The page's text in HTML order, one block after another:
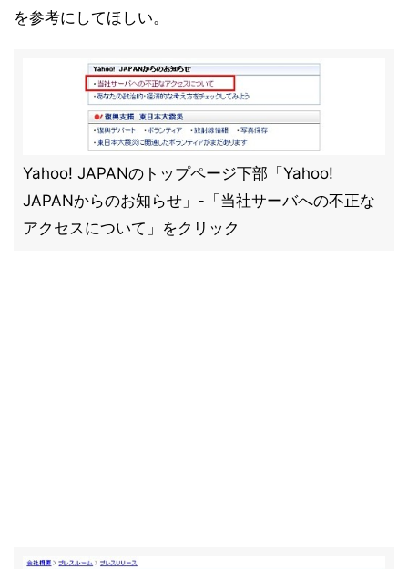
を参考にしてほしい。
Yahoo! JAPANのトップページ下部「Yahoo!
JAPANからのお知らせ」-「当社サーバへの不正な
アクセスについて」をクリック